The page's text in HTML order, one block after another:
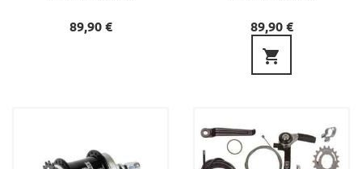
Preu
89,90 € Preu
89,90 €
